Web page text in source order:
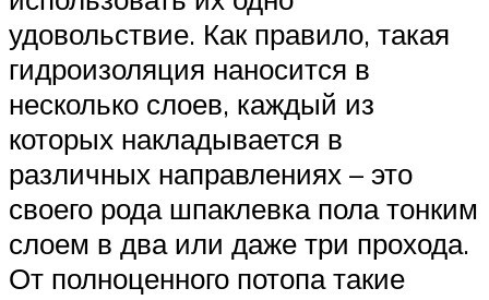
удовольствие. Как правило, такая
гидроизоляция наносится в
несколько слоев, каждый из
которых накладывается в
различных направлениях – это
своего рода шпаклевка пола тонким
слоем в два или даже три прохода.
От полноценного потопа такие